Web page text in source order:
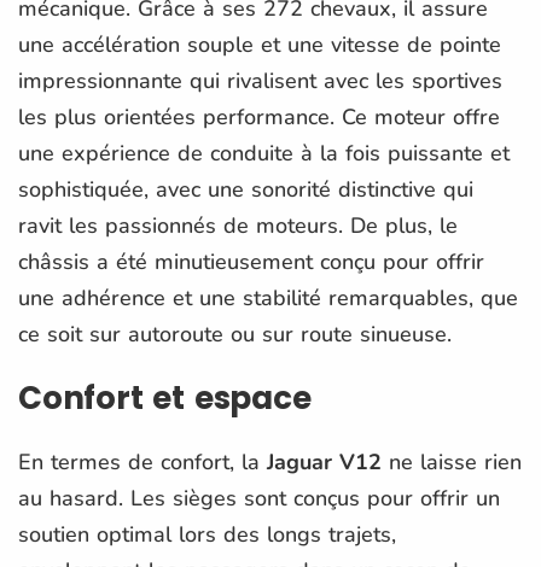
mécanique. Grâce à ses 272 chevaux, il assure
une accélération souple et une vitesse de pointe
impressionnante qui rivalisent avec les sportives
les plus orientées performance. Ce moteur offre
une expérience de conduite à la fois puissante et
sophistiquée, avec une sonorité distinctive qui
ravit les passionnés de moteurs. De plus, le
châssis a été minutieusement conçu pour offrir
une adhérence et une stabilité remarquables, que
ce soit sur autoroute ou sur route sinueuse.
Confort et espace
En termes de confort, laJaguar V12 ne laisse rien
au hasard. Les sièges sont conçus pour offrir un
soutien optimal lors des longs trajets,